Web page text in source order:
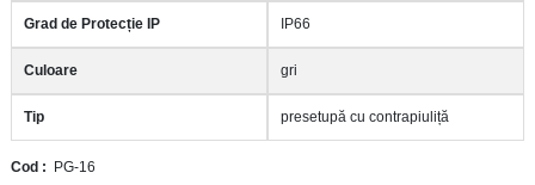
Grad de Protecție IP IP66
Culoare gri
Tip presetupă cu contrapiuliță
Cod
PG-16